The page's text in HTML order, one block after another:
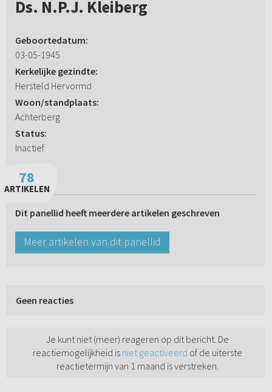
Ds. N.P.J. Kleiberg
Geboortedatum:
03-05-1945
Kerkelijke gezindte:
Hersteld Hervormd
Woon/standplaats:
Achterberg
Status:
Inactief
78
ARTIKELEN
Dit panellid heeft meerdere artikelen geschreven
Meer artikelen van dit panellid
Geen reacties
Je kunt niet (meer) reageren op dit bericht. De
reactiemogelijkheid is niet geactiveerd of de uiterste
reactietermijn van 1 maand is verstreken.